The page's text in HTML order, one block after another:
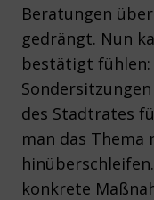
Beratungen
gedrängt. Nun
bestätigt fühlen:
des Stadtrates
man das Thema
konkrete